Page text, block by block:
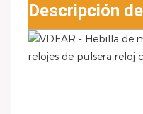
Descripción